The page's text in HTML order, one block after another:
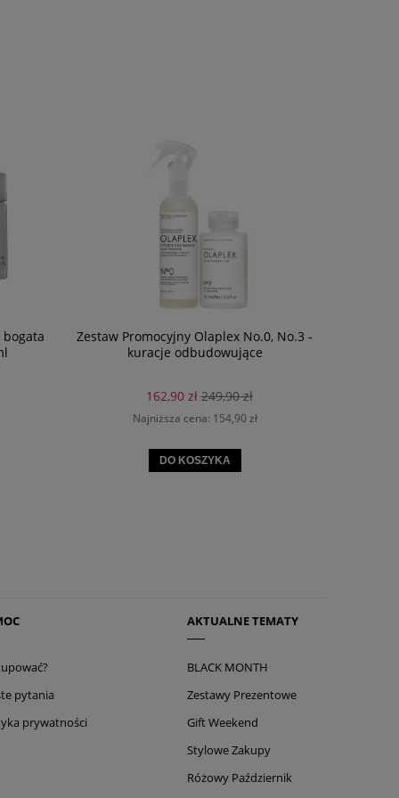
Zestaw Promocyjny Olaplex No.0, No.3 -
kuracje odbudowujące
162,90 zł 249,90 zł
Najniższa cena: 154,90 zł
DO KOSZYKA
pytania
prywatności
AKTUALNE TEMATY
BLACK MONTH
Zestawy Prezentowe
Gift Weekend
Stylowe Zakupy
Różowy Październik